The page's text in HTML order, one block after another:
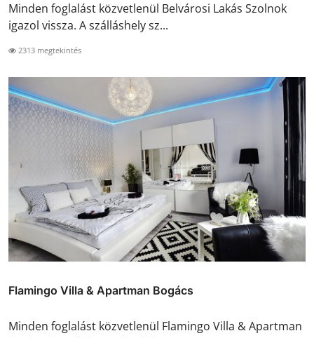
Minden foglalást közvetlenül Belvárosi Lakás Szolnok
igazol vissza. A szálláshely sz...
2313 megtekintés
Flamingo Villa & Apartman Bogács
Minden foglalást közvetlenül Flamingo Villa & Apartman